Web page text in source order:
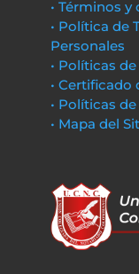
• Términos
• Política de
Personales
• Políticas
• Certificado
• Políticas
• Mapa del